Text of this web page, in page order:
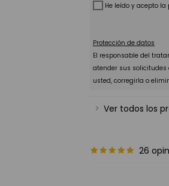
He leído y acepto la
Protección de datos
El responsable del
atender sus solicitudes
usted, corregirla o
Ver todos los
26